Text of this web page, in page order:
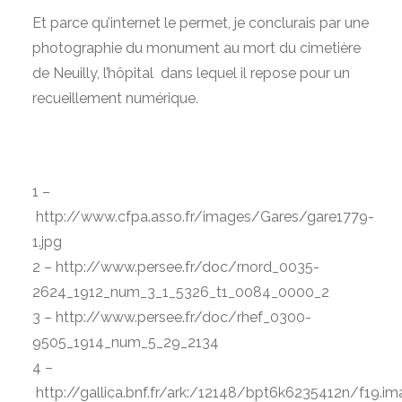
Et parce qu’internet le permet, je conclurais par une
photographie du monument au mort du cimetière
de Neuilly, l’hôpital dans lequel il repose pour un
recueillement numérique.
1 –
http://www.cfpa.asso.fr/images/Gares/gare1779-
1.jpg
2 – http://www.persee.fr/doc/rnord_0035-
2624_1912_num_3_1_5326_t1_0084_0000_2
3 – http://www.persee.fr/doc/rhef_0300-
9505_1914_num_5_29_2134
4 –
http://gallica.bnf.fr/ark:/12148/bpt6k6235412n/